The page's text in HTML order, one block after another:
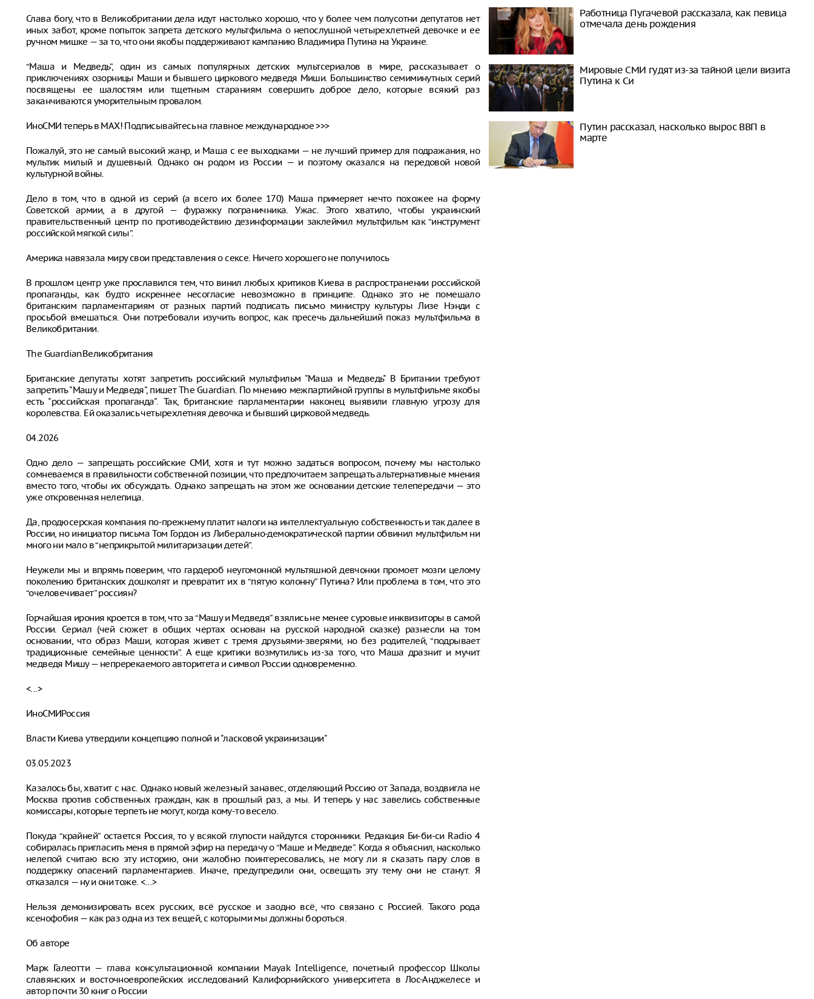
Слава богу, что в Великобритании дела идут настолько хорошо, что у более чем полусотни депутатов нет
иных забот, кроме попыток запрета детского мультфильма о непослушной четырехлетней девочке и ее
ручном мишке — за то, что они якобы поддерживают кампанию Владимира Путина на Украине.
“Маша и Медведь”, один из самых популярных детских мультсериалов в мире, рассказывает о
приключениях озорницы Маши и бывшего циркового медведя Миши. Большинство семиминутных серий
посвящены ее шалостям или тщетным стараниям совершить доброе дело, которые всякий раз
заканчиваются уморительным провалом.
ИноСМИ теперь в MAX! Подписывайтесь на главное международное >>>
Пожалуй, это не самый высокий жанр, и Маша с ее выходками — не лучший пример для подражания, но
мультик милый и душевный. Однако он родом из России — и поэтому оказался на передовой новой
культурной войны.
Дело в том, что в одной из серий (а всего их более 170) Маша примеряет нечто похожее на форму
Советской армии, а в другой — фуражку пограничника. Ужас. Этого хватило, чтобы украинский
правительственный центр по противодействию дезинформации заклеймил мультфильм как “инструмент
российской мягкой силы”.
Америка навязала миру свои представления о сексе. Ничего хорошего не получилось
В прошлом центр уже прославился тем, что винил любых критиков Киева в распространении российской
пропаганды, как будто искреннее несогласие невозможно в принципе. Однако это не помешало
британским парламентариям от разных партий подписать письмо министру культуры Лизе Нэнди с
просьбой вмешаться. Они потребовали изучить вопрос, как пресечь дальнейший показ мультфильма в
Великобритании.
The GuardianВеликобритания
Британские депутаты хотят запретить российский мультфильм "Маша и Медведь" В Британии требуют
запретить "Машу и Медведя", пишет The Guardian. По мнению межпартийной группы в мультфильме якобы
есть "российская пропаганда". Так, британские парламентарии наконец выявили главную угрозу для
королевства. Ей оказались четырехлетняя девочка и бывший цирковой медведь.
04.2026
Одно дело — запрещать российские СМИ, хотя и тут можно задаться вопросом, почему мы настолько
сомневаемся в правильности собственной позиции, что предпочитаем запрещать альтернативные мнения
вместо того, чтобы их обсуждать. Однако запрещать на этом же основании детские телепередачи — это
уже откровенная нелепица.
Да, продюсерская компания по-прежнему платит налоги на интеллектуальную собственность и так далее в
России, но инициатор письма Том Гордон из Либерально-демократической партии обвинил мультфильм ни
много ни мало в “неприкрытой милитаризации детей”.
Неужели мы и впрямь поверим, что гардероб неугомонной мультяшной девчонки промоет мозги целому
поколению британских дошколят и превратит их в “пятую колонну” Путина? Или проблема в том, что это
“очеловечивает” россиян?
Горчайшая ирония кроется в том, что за “Машу и Медведя” взялись не менее суровые инквизиторы в самой
России. Сериал (чей сюжет в общих чертах основан на русской народной сказке) разнесли на том
основании, что образ Маши, которая живет с тремя друзьями-зверями, но без родителей, “подрывает
традиционные семейные ценности”. А еще критики возмутились из-за того, что Маша дразнит и мучит
медведя Мишу — непререкаемого авторитета и символ России одновременно.
<…>
ИноСМИРоссия
Власти Киева утвердили концепцию полной и "ласковой украинизации"
03.05.2023
Казалось бы, хватит с нас. Однако новый железный занавес, отделяющий Россию от Запада, воздвигла не
Москва против собственных граждан, как в прошлый раз, а мы. И теперь у нас завелись собственные
комиссары, которые терпеть не могут, когда кому-то весело.
Покуда “крайней” остается Россия, то у всякой глупости найдутся сторонники. Редакция Би-би-си Radio 4
собиралась пригласить меня в прямой эфир на передачу о “Маше и Медведе”. Когда я объяснил, насколько
нелепой считаю всю эту историю, они жалобно поинтересовались, не могу ли я сказать пару слов в
поддержку опасений парламентариев. Иначе, предупредили они, освещать эту тему они не станут. Я
отказался — ну и они тоже. <…>
Нельзя демонизировать всех русских, всё русское и заодно всё, что связано с Россией. Такого рода
ксенофобия — как раз одна из тех вещей, с которыми мы должны бороться.
Об авторе
Марк Галеотти — глава консультационной компании Mayak Intelligence, почетный профессор Школы
славянских и восточноевропейских исследований Калифорнийского университета в Лос-Анджелесе и
автор почти 30 книг о России
Работница Пугачевой рассказала, как певица
отмечала день рождения
Мировые СМИ гудят из-за тайной цели визита
Путина к Си
Путин рассказал, насколько вырос ВВП в
марте